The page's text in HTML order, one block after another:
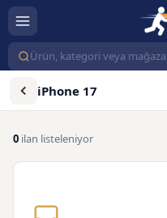
iPhone 17
0 ilan listeleniyor